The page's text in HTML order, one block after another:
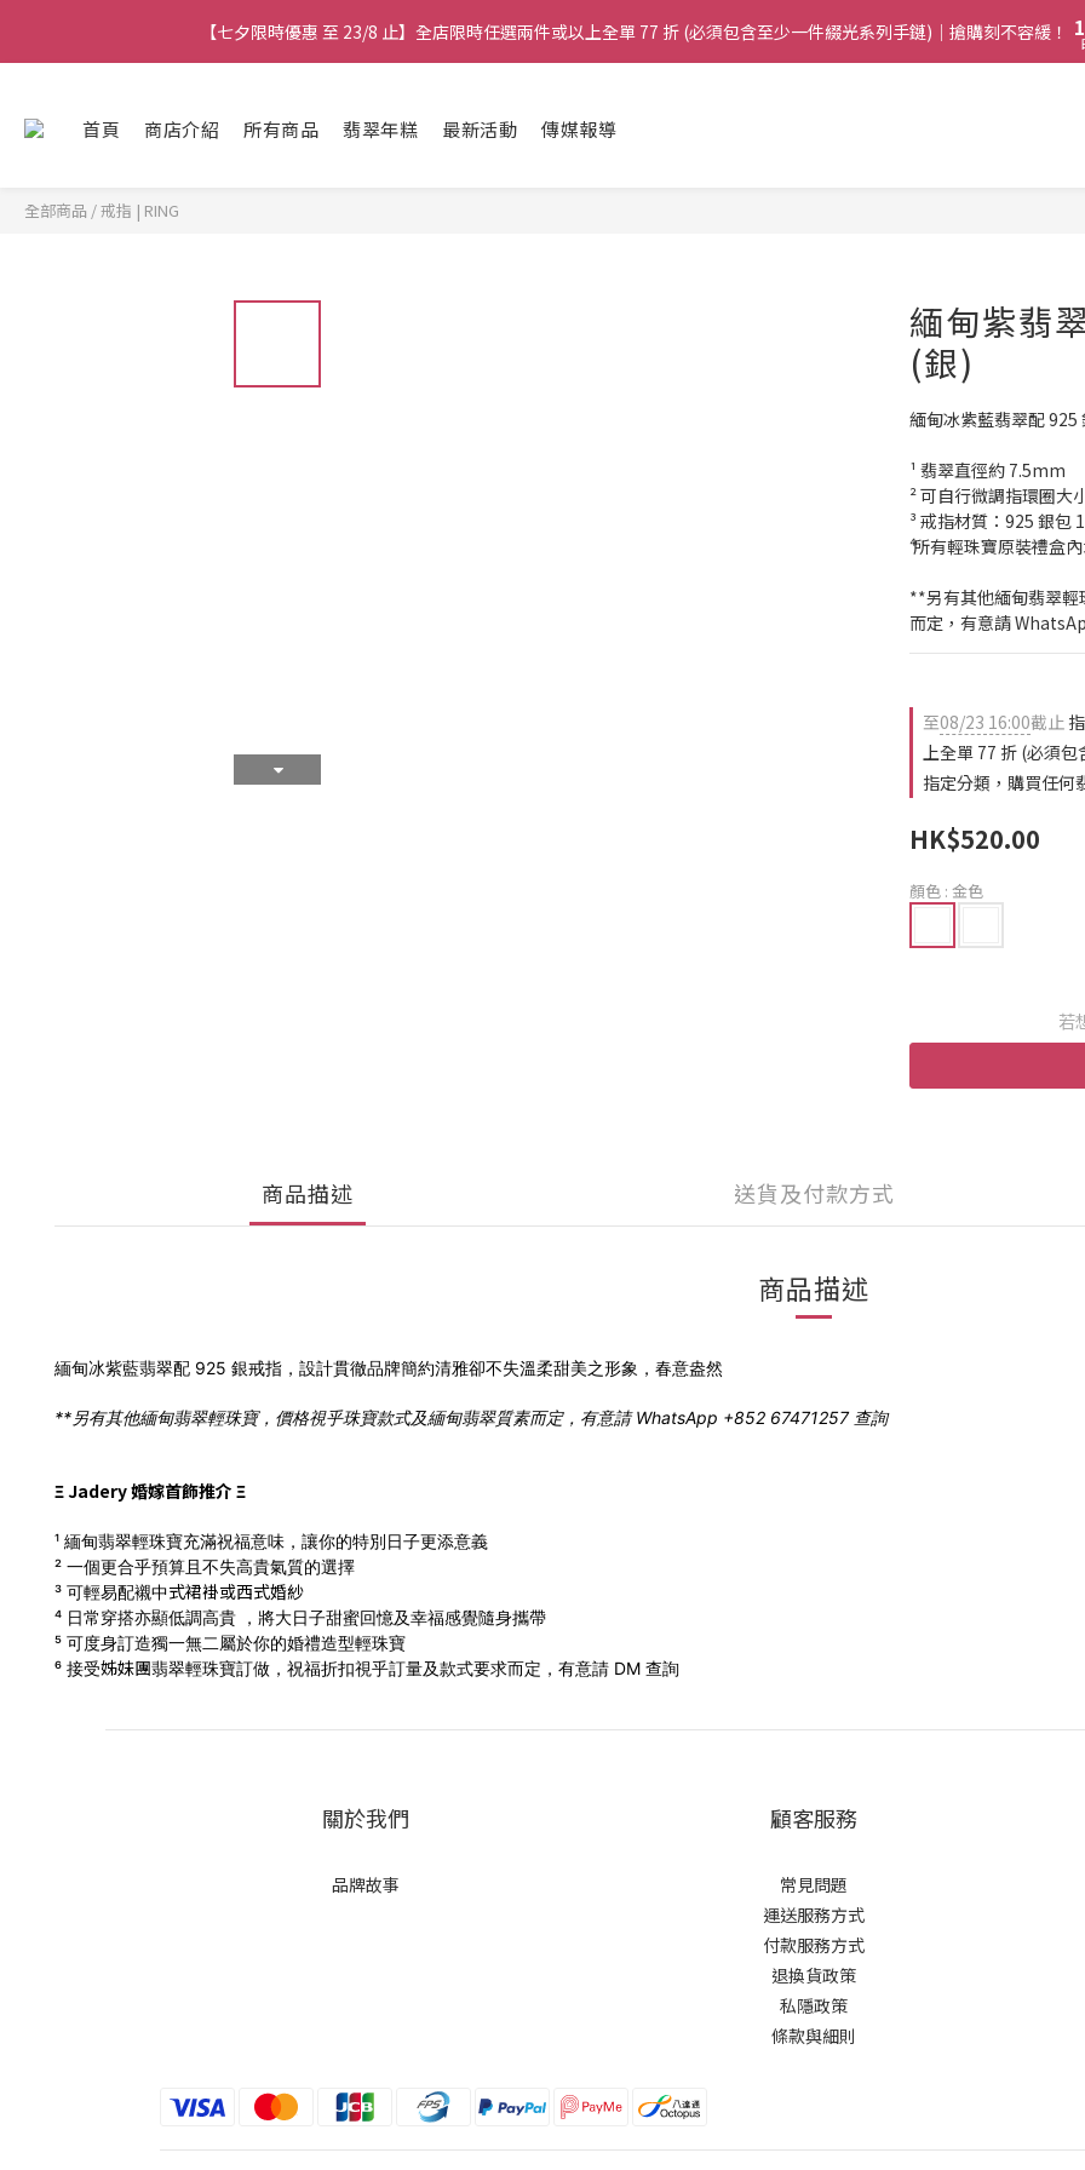
【七夕限時優惠 至 23/8 止】全店限時任選兩件或以上全單 77 折 (必須包含至少一件綴光系列手鏈)｜搶購刻不容緩！ 1
0
【七夕限時優惠 至 23/8 止】全店限時任選兩件或以上全單 77 折 (必須包含至少一件綴光系列手鏈)｜搶購刻不容緩！ 1
0
3
2
6
5
8
7
首頁 商店介紹 所有商品 翡翠年糕 最新活動 傳媒報導
全部商品 /戒指 | RING
緬甸紫翡
(銀)
緬甸冰紫藍翡翠配 925
¹ 翡翠直徑約 7.5mm
² 可自行微調指環圈大
³ 戒指材質：925 銀包
⁴ 所有輕珠寶原裝禮盒
**另有其他緬甸翡翠
而定，有意請
至08/23 16:00截止
上全單 77 折 (必須
指定分類，購買任何
HK$520.00
顏色 : 金色
若
商品描述 送貨及付款方式
商品描述
緬甸冰紫藍翡翠配 925 銀戒指， 設計貫徹品牌簡約清雅卻不失溫柔甜美之形象，春意盎然
**另有其他緬甸翡翠輕珠寶，價格視乎珠寶款式及緬甸翡翠質素而定，有意請 WhatsApp +852 67471257 查詢
Ξ Jadery 婚嫁首飾推介 Ξ
¹ 緬甸翡翠輕珠寶充滿祝福意味，讓你的特別日子更添意義
² 一個更合乎預算且不失高貴氣質的選擇
³ 可輕易配襯中式裙褂或西式婚紗
⁴ 日常穿搭亦顯低調高貴 ，將大日子甜蜜回憶及幸福感覺隨身攜帶
⁵ 可度身訂造獨一無二屬於你的婚禮造型輕珠寶
⁶ 接受姊妹團翡翠輕珠寶訂做， 祝福折扣視乎訂量及款式要求而定，有意請 DM 查詢
關於我們
品牌故事
顧客服務
常見問題
運送服務方式
付款服務方式
退換貨政策
私隱政策
條款與細則